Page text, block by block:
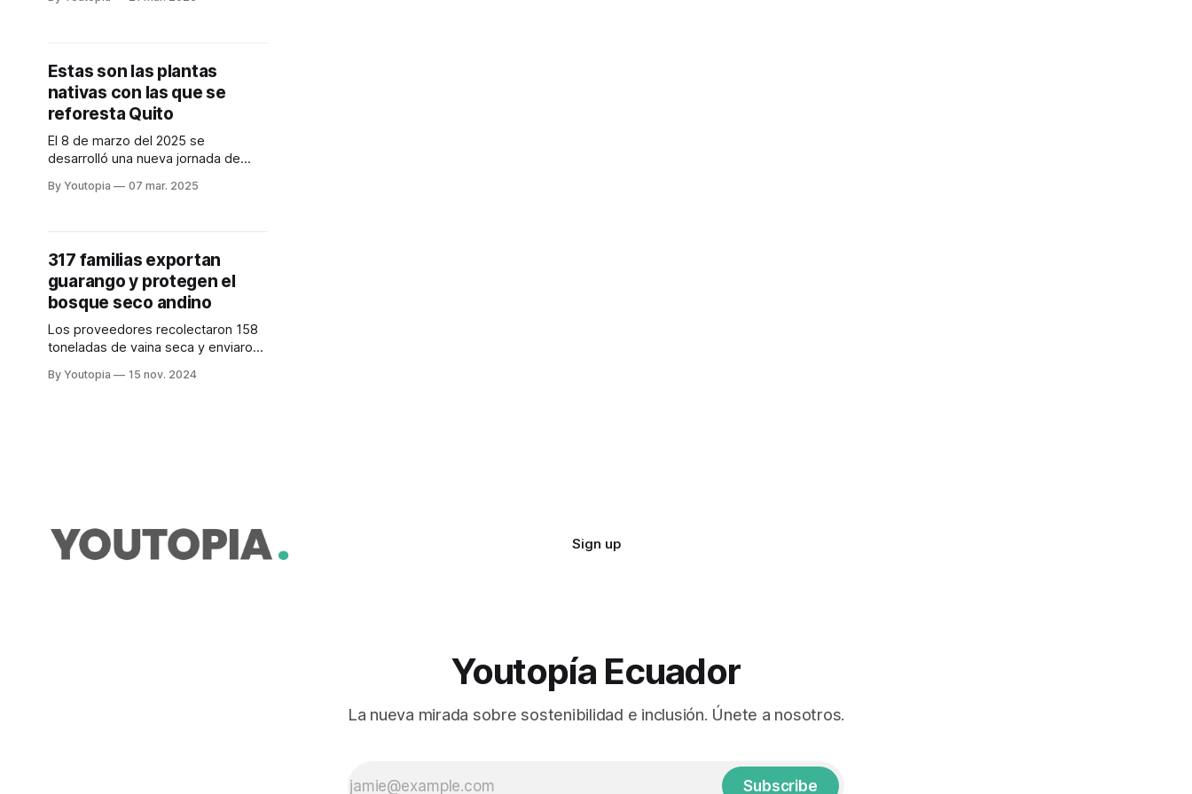
climático y buscar sistemas
Estas son las plantas
nativas con las que se
reforesta Quito
El 8 de marzo del 2025 se
desarrolló una nueva jornada de
utilizan especies como guaba,
By Youtopia 07 mar. 2025
317 familias exportan
guarango y protegen el
bosque seco andino
Los proveedores recolectaron 158
toneladas de vaina seca y enviaron
exportación hacia ese país.
By Youtopia 15 nov. 2024
Sign up
Youtopía Ecuador
La nueva mirada sobre sostenibilidad e inclusión. Únete a nosotros.
Subscribe